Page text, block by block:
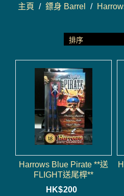
購物車
主頁 / 鏢身 Barrel /
Harrows Blue Pirate **送
FLIGHT送尾桿**
HK$200